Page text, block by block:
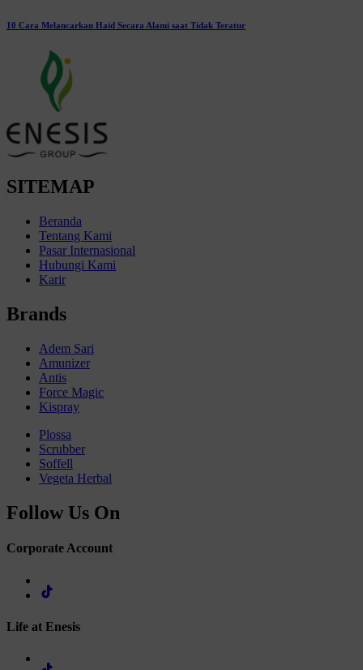
10 Cara Melancarkan Haid Secara Alami saat Tidak Teratur
SITEMAP
Beranda
Tentang Kami
Pasar Internasional
Hubungi Kami
Karir
Brands
Adem Sari
Amunizer
Antis
Force Magic
Kispray
Plossa
Scrubber
Soffell
Vegeta Herbal
Follow Us On
Corporate Account
Life at Enesis